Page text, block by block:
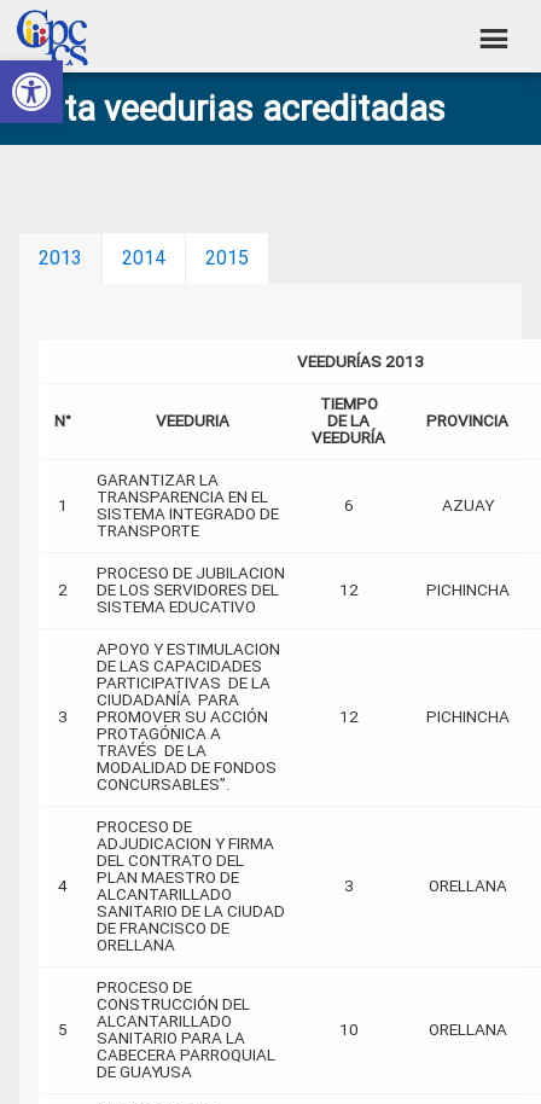
Abrir barra de herramientas
Skip
to
primary
navigation
Skip
to
main
content
Skip
to
primary
sidebar
Skip
to
footer
Consejo
de
Control
Construyendo
Poder
Ciudadano
Lista veedurias acreditadas
2013 2014 2015
VEEDURÍAS 2013
N° VEEDURIA
TIEMPO
DE LA
VEEDURÍA
PROVINCIA
1
GARANTIZAR LA
TRANSPARENCIA EN EL
SISTEMA INTEGRADO DE
TRANSPORTE
6 AZUAY
2
PROCESO DE JUBILACION
DE LOS SERVIDORES DEL
SISTEMA EDUCATIVO
12 PICHINCHA
3
APOYO Y ESTIMULACION
DE LAS CAPACIDADES
PARTICIPATIVAS DE LA
CIUDADANÍA PARA
PROMOVER SU ACCIÓN
PROTAGÓNICA A
TRAVÉS DE LA
MODALIDAD DE FONDOS
CONCURSABLES”.
12 PICHINCHA
4
PROCESO DE
ADJUDICACION Y FIRMA
DEL CONTRATO DEL
PLAN MAESTRO DE
ALCANTARILLADO
SANITARIO DE LA CIUDAD
DE FRANCISCO DE
ORELLANA
3 ORELLANA
5
PROCESO DE
CONSTRUCCIÓN DEL
ALCANTARILLADO
SANITARIO PARA LA
CABECERA PARROQUIAL
DE GUAYUSA
10 ORELLANA